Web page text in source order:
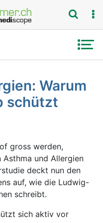
Warum
schützt
gross werden,
und Allergien
deckt nun den
auf, wie die Ludwig-
schreibt.
sich aktiv vor